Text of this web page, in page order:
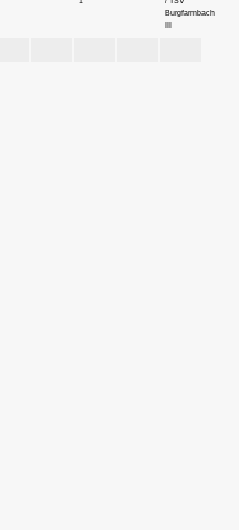
Burgfarrnbach